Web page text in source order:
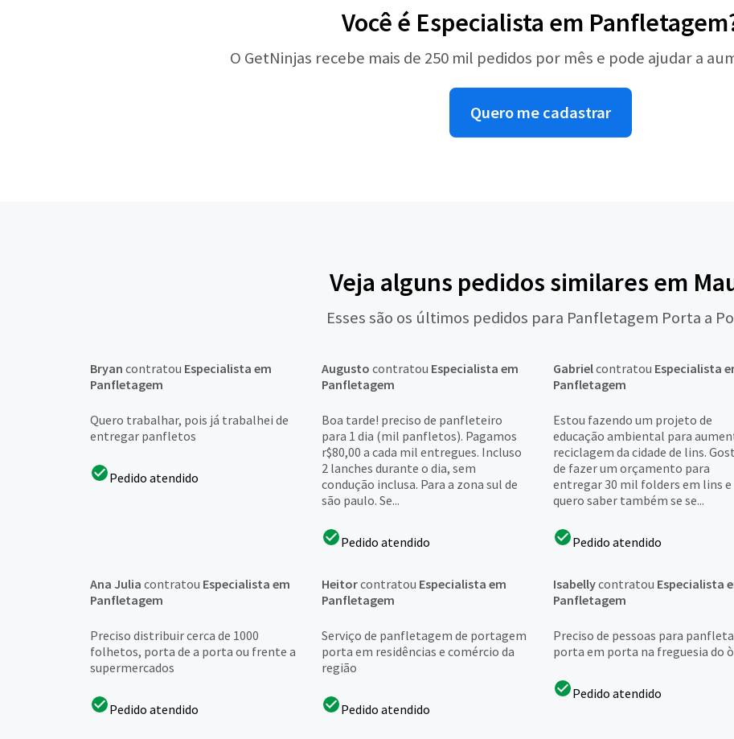
Você é Especialista em
O GetNinjas recebe mais de 250 mil pedidos por mês e pode ajudar a
Quero me cadastrar
Veja alguns pedidos similares em
Esses são os últimos pedidos para Panfletagem Porta a
Bryan contratou Especialista em
Panfletagem
Quero trabalhar, pois já trabalhei de
entregar panfletos
Pedido atendido
Augusto contratou Especialista em
Panfletagem
Boa tarde! preciso de panfleteiro
para 1 dia (mil panfletos). Pagamos
r$80,00 a cada mil entregues. Incluso
2 lanches durante o dia, sem
condução inclusa. Para a zona sul de
são paulo. Se...
Pedido atendido
Gabrielcontratou Especialista
Panfletagem
Estou fazendo um projeto de
educação ambiental para
reciclagem da cidade de lins.
de fazer um orçamento para
entregar 30 mil folders em lins e
quero saber também se se...
Pedido atendido
Ana Julia contratou Especialista em
Panfletagem
Preciso distribuir cerca de 1000
folhetos, porta de a porta ou frente a
supermercados
Pedido atendido
Heitorcontratou Especialista em
Panfletagem
Serviço de panfletagem de portagem
porta em residências e comércio da
região
Pedido atendido
Isabellycontratou Especialista
Panfletagem
Preciso de pessoas para
porta em porta na freguesia do ò
Pedido atendido